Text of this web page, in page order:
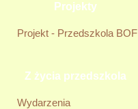
Projekty
Projekt - Przedszkola BOF
Z życia przedszkola
Wydarzenia